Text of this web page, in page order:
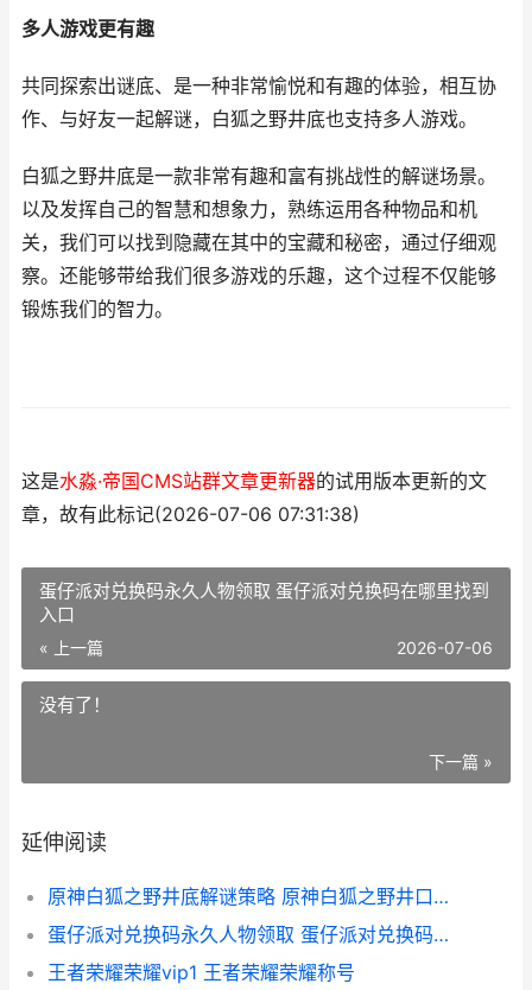
多人游戏更有趣
共同探索出谜底、是一种非常愉悦和有趣的体验，相互协
作、与好友一起解谜，白狐之野井底也支持多人游戏。
白狐之野井底是一款非常有趣和富有挑战性的解谜场景。
以及发挥自己的智慧和想象力，熟练运用各种物品和机
关，我们可以找到隐藏在其中的宝藏和秘密，通过仔细观
察。还能够带给我们很多游戏的乐趣，这个过程不仅能够
锻炼我们的智力。
这是水淼·帝国CMS站群文章更新器的试用版本更新的文
章，故有此标记(2026-07-06 07:31:38)
蛋仔派对兑换码永久人物领取 蛋仔派对兑换码在哪里找到
入口
« 上一篇 2026-07-06
没有了！
下一篇 »
延伸阅读
原神白狐之野井底解谜策略 原神白狐之野井口怎么进
蛋仔派对兑换码永久人物领取 蛋仔派对兑换码在哪里找到入口
王者荣耀荣耀vip1 王者荣耀荣耀称号